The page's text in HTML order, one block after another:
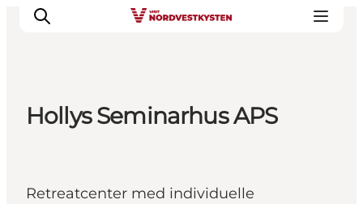
Handicapvenlig ferie
Hollys Seminarhus APS
Retreatcenter med individuelle